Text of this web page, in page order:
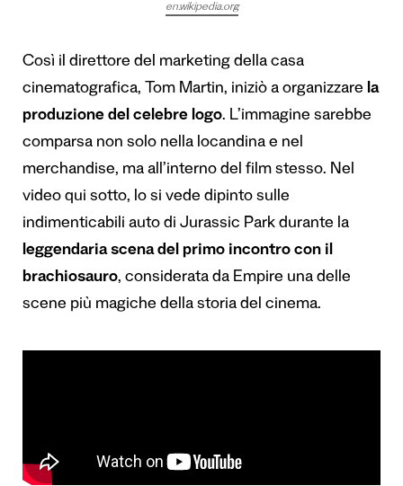
en.wikipedia.org
Così il direttore del marketing della casa
cinematografica, Tom Martin, iniziò a organizzare la
produzione del celebre logo. L’immagine sarebbe
comparsa non solo nella locandina e nel
merchandise, ma all’interno del film stesso. Nel
video qui sotto, lo si vede dipinto sulle
indimenticabili auto di Jurassic Park durante la
leggendaria scena del primo incontro con il
brachiosauro, considerata da Empire una delle
scene più magiche della storia del cinema.